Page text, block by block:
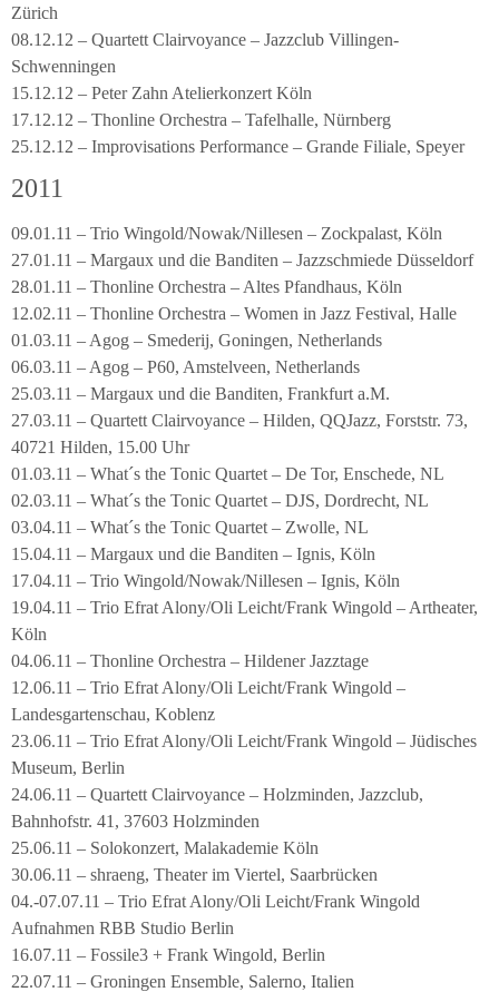
Zürich
08.12.12 – Quartett Clairvoyance – Jazzclub Villingen-
Schwenningen
15.12.12 – Peter Zahn Atelierkonzert Köln
17.12.12 – Thonline Orchestra – Tafelhalle, Nürnberg
25.12.12 – Improvisations Performance – Grande Filiale, Speyer
2011
09.01.11 – Trio Wingold/Nowak/Nillesen – Zockpalast, Köln
27.01.11 – Margaux und die Banditen – Jazzschmiede Düsseldorf
28.01.11 – Thonline Orchestra – Altes Pfandhaus, Köln
12.02.11 – Thonline Orchestra – Women in Jazz Festival, Halle
01.03.11 – Agog – Smederij, Goningen, Netherlands
06.03.11 – Agog – P60, Amstelveen, Netherlands
25.03.11 – Margaux und die Banditen, Frankfurt a.M.
27.03.11 – Quartett Clairvoyance – Hilden, QQJazz, Forststr. 73,
40721 Hilden, 15.00 Uhr
01.03.11 – What´s the Tonic Quartet – De Tor, Enschede, NL
02.03.11 – What´s the Tonic Quartet – DJS, Dordrecht, NL
03.04.11 – What´s the Tonic Quartet – Zwolle, NL
15.04.11 – Margaux und die Banditen – Ignis, Köln
17.04.11 – Trio Wingold/Nowak/Nillesen – Ignis, Köln
19.04.11 – Trio Efrat Alony/Oli Leicht/Frank Wingold – Artheater,
Köln
04.06.11 – Thonline Orchestra – Hildener Jazztage
12.06.11 – Trio Efrat Alony/Oli Leicht/Frank Wingold –
Landesgartenschau, Koblenz
23.06.11 – Trio Efrat Alony/Oli Leicht/Frank Wingold – Jüdisches
Museum, Berlin
24.06.11 – Quartett Clairvoyance – Holzminden, Jazzclub,
Bahnhofstr. 41, 37603 Holzminden
25.06.11 – Solokonzert, Malakademie Köln
30.06.11 – shraeng, Theater im Viertel, Saarbrücken
04.-07.07.11 – Trio Efrat Alony/Oli Leicht/Frank Wingold
Aufnahmen RBB Studio Berlin
16.07.11 – Fossile3 + Frank Wingold, Berlin
22.07.11 – Groningen Ensemble, Salerno, Italien